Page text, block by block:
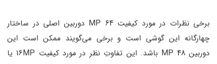
برخی نظرات در مورد کیفیت 64 MP دوربین اصلی در ساختار
چهارگانه این گوشی است و برخی می‌گویند ممکن است این
دوربین 48 MP باشد. این تفاوتِ نظر در مورد کیفیت 16MP یا